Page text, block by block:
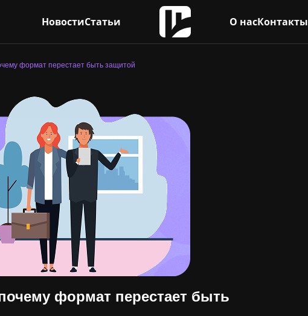
НовостиСтатьи О насКонтакты
формат перестает быть защитой
формат перестает быть